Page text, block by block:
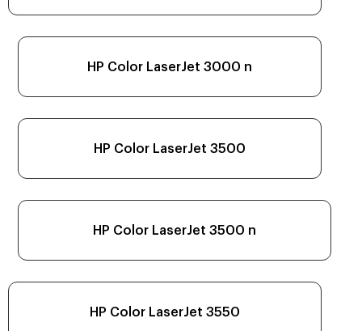
HP Color LaserJet 3000 n
HP Color LaserJet 3500
HP Color LaserJet 3500 n
HP Color LaserJet 3550